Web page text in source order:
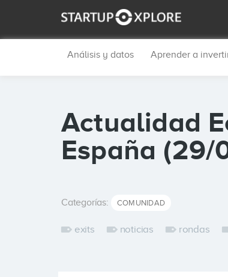
Análisis y datos Aprender a
Actualidad
España (29/
Categorías: COMUNIDAD
exits noticias rondas